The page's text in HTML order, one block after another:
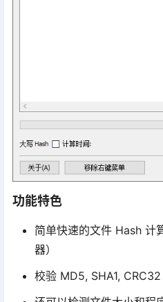
功能特色
简单快速的文件 Hash 计
器）
校验 MD5, SHA1, CRC32